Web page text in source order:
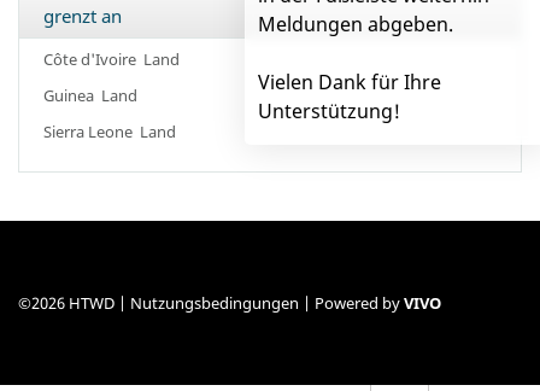
Meldungen abgeben.
Vielen Dank für Ihre
Unterstützung!
grenzt an
Côte d'Ivoire Land
Guinea Land
Sierra Leone Land
©2026 HTWD | Nutzungsbedingungen | Powered byVIVO